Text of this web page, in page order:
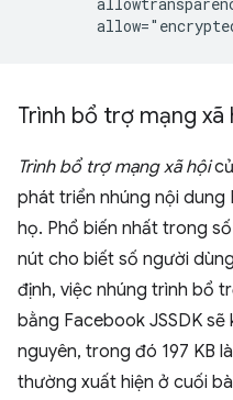
Trình bổ trợ mạng xã
Trình bổ trợ mạng xã hội
phát triển nhúng nội
họ. Phổ biến nhất trong
nút cho biết số người
định, việc nhúng trình bổ
bằng Facebook JSSDK
nguyên, trong đó 197 KB
thường xuất hiện ở cuối